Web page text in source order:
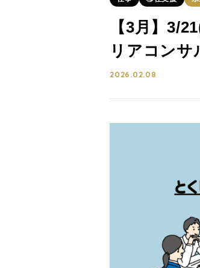
【3月】3/
リアコンサ
2026.02.08